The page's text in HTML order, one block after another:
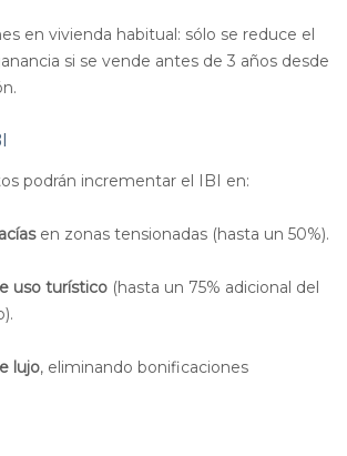
en vivienda habitual: sólo se reduce el
si se vende antes de 3 años desde
podrán incrementar el IBI en:
en zonas tensionadas (hasta un 50%).
uso turístico (hasta un 75% adicional del
lujo, eliminando bonificaciones